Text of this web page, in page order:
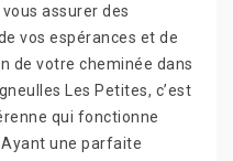
assurer des
vos espérances et de
de votre cheminée dans
Les Petites, c’est
qui fonctionne
une parfaite